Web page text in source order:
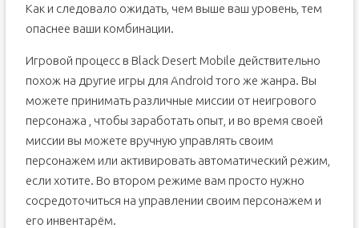
Как и следовало ожидать, чем выше ваш уровень, тем
опаснее ваши комбинации.
Игровой процесс в Black Desert Mobile действительно
похож на другие игры для Android того же жанра. Вы
можете принимать различные миссии от неигрового
персонажа , чтобы заработать опыт, и во время своей
миссии вы можете вручную управлять своим
персонажем или активировать автоматический режим,
если хотите. Во втором режиме вам просто нужно
сосредоточиться на управлении своим персонажем и
его инвентарём.